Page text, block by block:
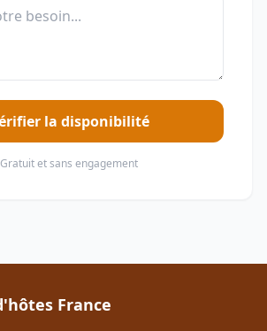
la disponibilité
Gratuit et sans engagement
France